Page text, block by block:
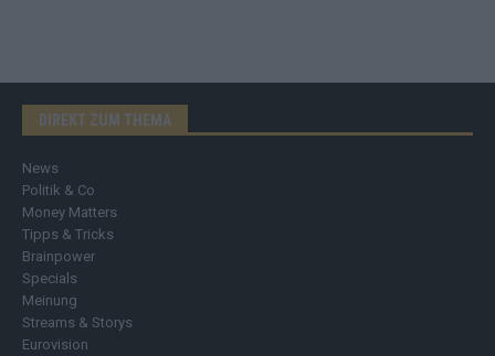
DIREKT ZUM THEMA
News
Politik & Co
Money Matters
Tipps & Tricks
Brainpower
Specials
Meinung
Streams & Storys
Eurovision